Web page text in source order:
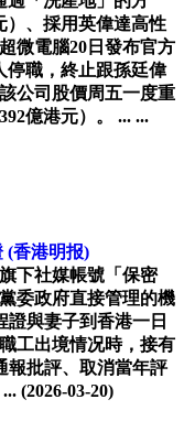
）、採用英偉達高性
微電腦20日發布官方
停職，終止跟孫廷偉
公司股價周五一度重
億港元）。 ... ...
(香港明报)
下社媒帳號「保密
委政府直接管理的機
與妻子到香港一日
工出境情况時，接有
報批評、取消當年評
(2026-03-20)